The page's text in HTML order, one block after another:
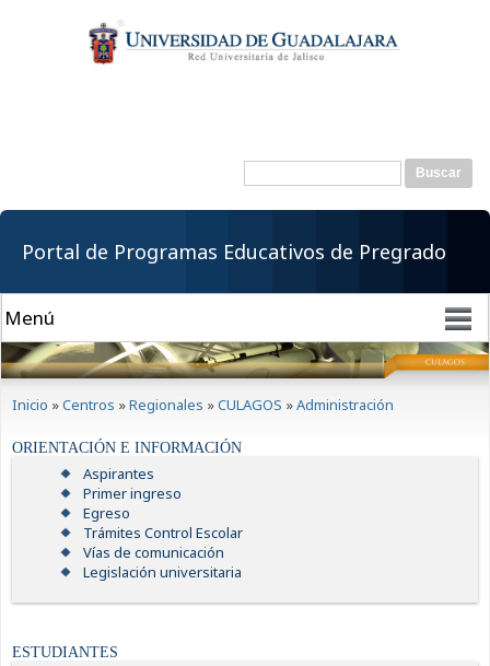
contenido
principal
Formulario de
Buscar
Portal de Programas Educativos de Pregrado
Inicio »Centros »Regionales »CULAGOS »Administración
ORIENTACIÓN E INFORMACIÓN
Aspirantes
Primer ingreso
Egreso
Trámites Control Escolar
Vías de comunicación
Legislación universitaria
ESTUDIANTES